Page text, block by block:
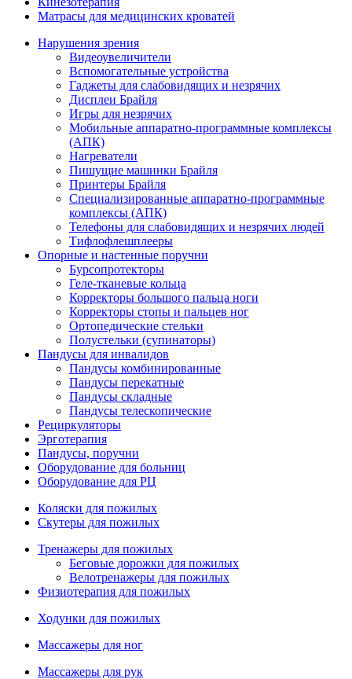
Матрасы для медицинских кроватей
Нарушения зрения
Видеоувеличители
Вспомогательные устройства
Гаджеты для слабовидящих и незрячих
Дисплеи Брайля
Игры для незрячих
Мобильные аппаратно-программные комплексы
(АПК)
Нагреватели
Пишущие машинки Брайля
Принтеры Брайля
Специализированные аппаратно-программные
комплексы (АПК)
Телефоны для слабовидящих и незрячих людей
Тифлофлешплееры
Опорные и настенные поручни
Бурсопротекторы
Геле-тканевые кольца
Корректоры большого пальца ноги
Корректоры стопы и пальцев ног
Ортопедические стельки
Полустельки (супинаторы)
Пандусы для инвалидов
Пандусы комбинированные
Пандусы перекатные
Пандусы складные
Пандусы телескопические
Рециркуляторы
Эрготерапия
Пандусы, поручни
Оборудование для больниц
Оборудование для РЦ
Коляски для пожилых
Скутеры для пожилых
Тренажеры для пожилых
Беговые дорожки для пожилых
Велотренажеры для пожилых
Физиотерапия для пожилых
Ходунки для пожилых
Массажеры для ног
Массажеры для рук